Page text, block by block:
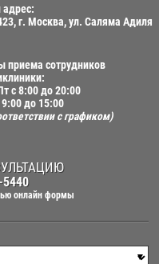
г. Москва, ул. Саляма Адиля
приема сотрудников
с 8:00 до 20:00
9:00 до 15:00
с графиком)
онлайн формы